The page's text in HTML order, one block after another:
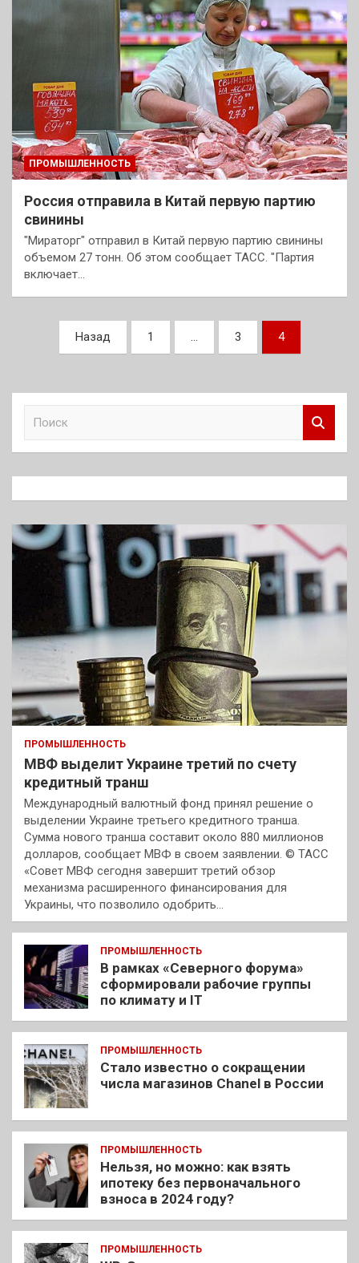
ПРОМЫШЛЕННОСТЬ
Россия отправила в Китай первую партию
свинины
"Мираторг" отправил в Китай первую партию свинины
объемом 27 тонн. Об этом сообщает ТАСС. "Партия
включает…
Пагинация
записей
Назад 1 … 3 4
к
ПРОМЫШЛЕННОСТЬ
МВФ выделит Украине третий по счету
кредитный транш
Международный валютный фонд принял решение о
выделении Украине третьего кредитного транша.
Сумма нового транша составит около 880 миллионов
долларов, сообщает МВФ в своем заявлении. © ТАСС
«Совет МВФ сегодня завершит третий обзор
механизма расширенного финансирования для
Украины, что позволило одобрить…
ПРОМЫШЛЕННОСТЬ
В рамках «Северного форума»
сформировали рабочие группы
по климату и IT
ПРОМЫШЛЕННОСТЬ
Стало известно о сокращении
числа магазинов Chanel в России
ПРОМЫШЛЕННОСТЬ
Нельзя, но можно: как взять
ипотеку без первоначального
взноса в 2024 году?
ПРОМЫШЛЕННОСТЬ